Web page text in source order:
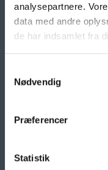
analysepartnere.
data med andre
de har indsamlet fra
Nødvendig
Præferencer
Statistik
Indoor bannere
Logo- & Reklameflag
Flag- & Vimpelranker